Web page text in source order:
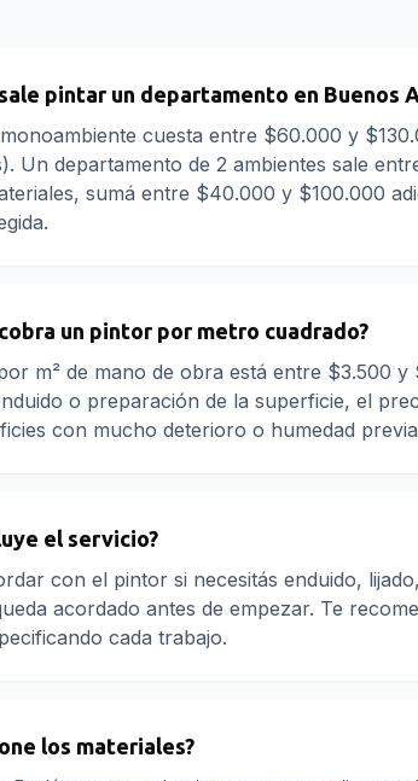
pintar un departamento en Buenos
cuesta entre $60.000 y
Un departamento de 2 ambientes sale
sumá entre $40.000 y $100.000
un pintor por metro cuadrado?
m² de mano de obra está entre $3.500
o preparación de la superficie, el
con mucho deterioro o humedad
el servicio?
con el pintor si necesitás enduido,
acordado antes de empezar. Te
cada trabajo.
los materiales?